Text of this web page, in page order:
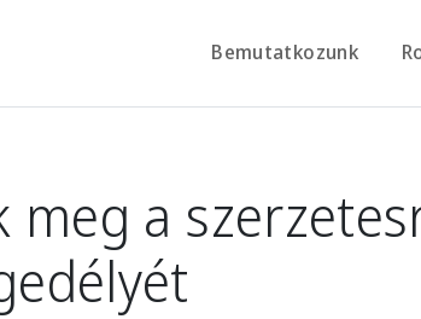
Bemutatkozunk
meg a